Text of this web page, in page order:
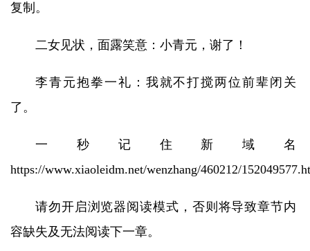
复制。
二女见状，面露笑意：小青元，谢了！
李青元抱拳一礼：我就不打搅两位前辈闭关
了。
一秒记住新域名
https://www.xiaoleidm.net/wenzhang/460212/
请勿开启浏览器阅读模式，否则将导致章节内
容缺失及无法阅读下一章。